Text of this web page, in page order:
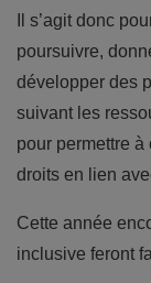
Il s’agit donc
poursuivre,
développer des
suivant les
pour permettre à
droits en lien
Cette année
inclusive feront